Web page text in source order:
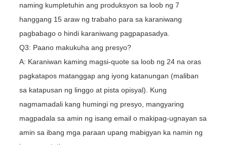
naming kumpletuhin ang produksyon sa loob ng 7
hanggang 15 araw ng trabaho para sa karaniwang
pagbabago o hindi karaniwang pagpapasadya.
Q3: Paano makukuha ang presyo?
A: Karaniwan kaming magsi-quote sa loob ng 24 na oras
pagkatapos matanggap ang iyong katanungan (maliban
sa katapusan ng linggo at pista opisyal). Kung
nagmamadali kang humingi ng presyo, mangyaring
magpadala sa amin ng isang email o makipag-ugnayan sa
amin sa ibang mga paraan upang mabigyan ka namin ng